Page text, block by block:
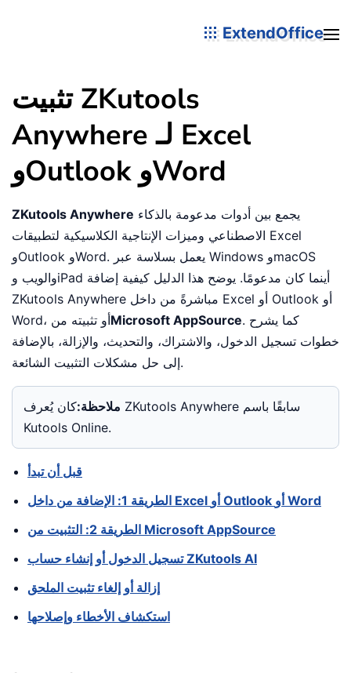
ExtendOffice
تثبيت ZKutools
Anywhere لـ Excel
وOutlook وWord
ZKutools Anywhere
الاصطناعي وميزات الإنتاجية الكلاسيكية لتطبيقات Excel
وOutlook وWord. يعمل بسلاسة عبر Windows وmacOS
والويب وiPad أينما كان مدعومًا. يوضح هذا الدليل كيفية إضافة
ZKutools Anywhere مباشرةً من داخل Excel أو Outlook أو
Word، أو تثبيته منMicrosoft AppSource. كما يشرح
خطوات تسجيل الدخول، والاشتراك، والتحديث، والإزالة، بالإضافة
إلى حل مشكلات التثبيت الشائعة.
ملاحظة:كان يُعرف ZKutools Anywhere سابقًا باسم
Kutools Online.
قبل أن تبدأ
الطريقة 1: الإضافة من داخل Excel أو Outlook أو Word
الطريقة 2: التثبيت من Microsoft AppSource
تسجيل الدخول أو إنشاء حساب ZKutools AI
إزالة أو إلغاء تثبيت الملحق
استكشاف الأخطاء وإصلاحها